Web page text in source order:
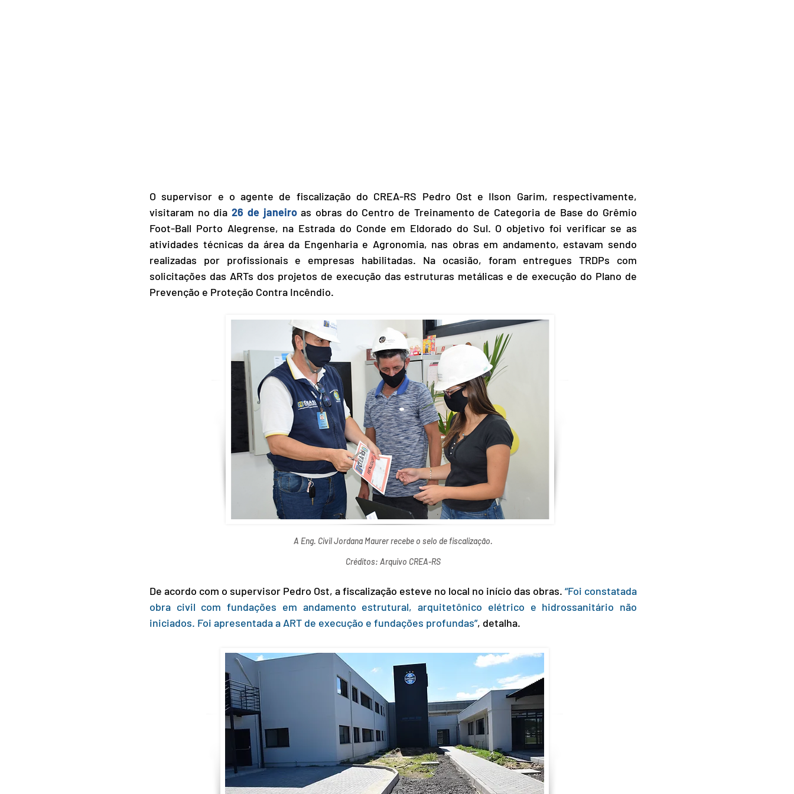
O supervisor e o agente de fiscalização do CREA-RS Pedro Ost e Ilson Garim, respectivamente,
visitaram no dia26 de janeiroas obras do Centro de Treinamento de Categoria de Base do Grêmio
Foot-Ball Porto Alegrense, na Estrada do Conde em Eldorado do Sul. O objetivo foi verificar se as
atividades técnicas da área da Engenharia e Agronomia, nas obras em andamento, estavam sendo
realizadas por profissionais e empresas habilitadas. Na ocasião, foram entregues TRDPs com
solicitações das ARTs dos projetos de execução das estruturas metálicas e de execução do Plano de
Prevenção e Proteção Contra Incêndio.
A Eng. Civil Jordana Maurer recebe o selo de fiscalização.
Créditos: Arquivo CREA-RS
De acordo com o supervisor Pedro Ost, a fiscalização esteve no local no início das obras. “Foi constatada
obra civil com fundações em andamento estrutural, arquitetônico elétrico e hidrossanitário não
iniciados. Foi apresentada a ART de execução e fundações profundas”, detalha.